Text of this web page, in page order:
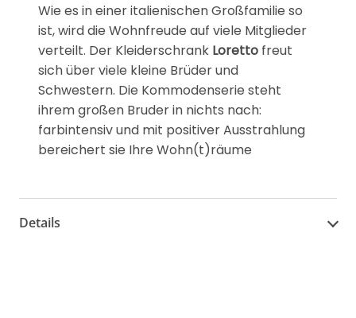
Wie es in einer italienischen Großfamilie so
ist, wird die Wohnfreude auf viele Mitglieder
verteilt. Der Kleiderschrank Loretto freut
sich über viele kleine Brüder und
Schwestern. Die Kommodenserie steht
ihrem großen Bruder in nichts nach:
farbintensiv und mit positiver Ausstrahlung
bereichert sie Ihre Wohn(t)räume
Details